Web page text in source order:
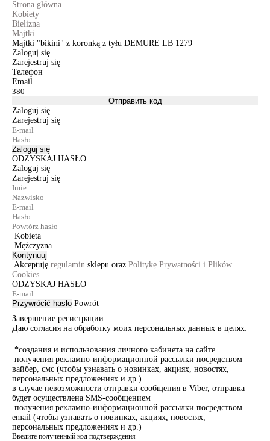
Strona główna
Kobiety
Bielizna
Majtki
Majtki "bikini" z koronką z tyłu DEMURE LB 1279
Zaloguj się
Zarejestruj się
Телефон
Email
Отправить код
Zaloguj się
Zarejestruj się
Zaloguj się
ODZYSKAJ HASŁO
Zaloguj się
Zarejestruj się
Kobieta
Mężczyzna
Kontynuuj
Akceptuję regulamin sklepu oraz Politykę Prywatności i Plików
Cookies.
ODZYSKAJ HASŁO
Przywrócić hasło Powrót
Завершение регистрации
Даю согласия на обработку моих персональных данных в целях:
*создания и использования личного кабинета на сайте
получения рекламно-информационной рассылки посредством
вайбер, смс (чтобы узнавать о новинках, акциях, новостях,
персональных предложениях и др.)
в случае невозможности отправки сообщения в Viber, отправка
будет осуществлена SMS-сообщением
получения рекламно-информационной рассылки посредством
email (чтобы узнавать о новинках, акциях, новостях,
персональных предложениях и др.)
Введите полученный код подтверждения